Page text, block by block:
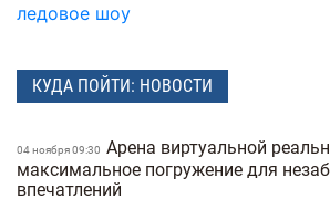
ледовое шоу
КУДА ПОЙТИ: НОВОСТИ
04 ноября 09:30 Арена виртуальной
максимальное погружение для
впечатлений